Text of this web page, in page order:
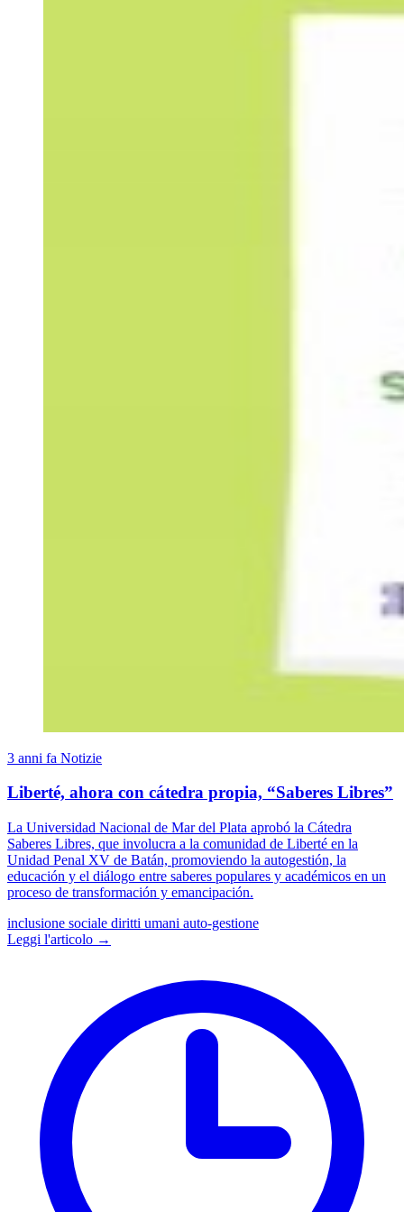
3 anni fa Notizie
Liberté, ahora con cátedra propia, “Saberes Libres”
La Universidad Nacional de Mar del Plata aprobó la Cátedra
Saberes Libres, que involucra a la comunidad de Liberté en la
Unidad Penal XV de Batán, promoviendo la autogestión, la
educación y el diálogo entre saberes populares y académicos en un
proceso de transformación y emancipación.
inclusione sociale diritti umani auto-gestione
Leggi l'articolo →